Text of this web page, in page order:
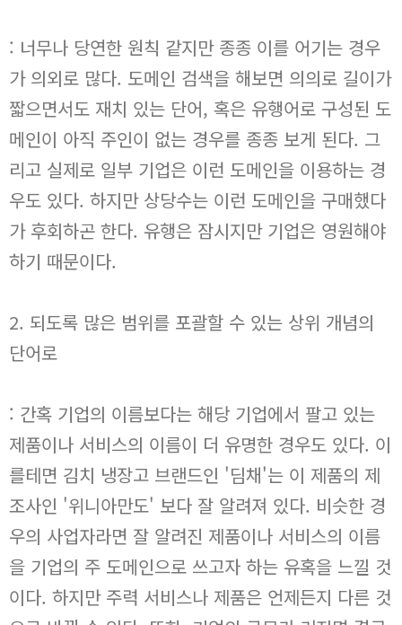
: 너무나 당연한 원칙 같지만 종종 이를 어기는 경우
가 의외로 많다. 도메인 검색을 해보면 의의로 길이가
짧으면서도 재치 있는 단어, 혹은 유행어로 구성된 도
메인이 아직 주인이 없는 경우를 종종 보게 된다. 그
리고 실제로 일부 기업은 이런 도메인을 이용하는 경
우도 있다. 하지만 상당수는 이런 도메인을 구매했다
가 후회하곤 한다. 유행은 잠시지만 기업은 영원해야
하기 때문이다.
2. 되도록 많은 범위를 포괄할 수 있는 상위 개념의
단어로
: 간혹 기업의 이름보다는 해당 기업에서 팔고 있는
제품이나 서비스의 이름이 더 유명한 경우도 있다. 이
를테면 김치 냉장고 브랜드인 '딤채'는 이 제품의 제
조사인 '위니아만도' 보다 잘 알려져 있다. 비슷한 경
우의 사업자라면 잘 알려진 제품이나 서비스의 이름
을 기업의 주 도메인으로 쓰고자 하는 유혹을 느낄 것
이다. 하지만 주력 서비스나 제품은 언제든지 다른 것